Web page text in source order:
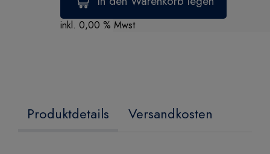
inkl. 0,00 % Mwst
Produktdetails Versandkosten